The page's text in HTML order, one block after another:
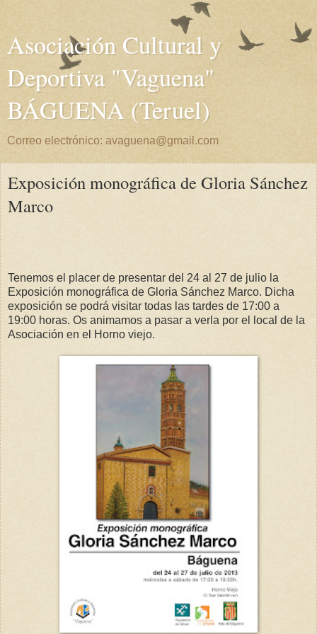
Asociación Cultural y
Deportiva "Vaguena"
BÁGUENA (Teruel)
Correo electrónico: avaguena@gmail.com
Exposición monográfica de Gloria Sánchez
Marco
Tenemos el placer de presentar del 24 al 27 de julio la
Exposición monográfica de Gloria Sánchez Marco. Dicha
exposición se podrá visitar todas las tardes de 17:00 a
19:00 horas. Os animamos a pasar a verla por el local de la
Asociación en el Horno viejo.